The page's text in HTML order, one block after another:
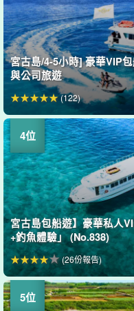
宮古島/4-5小時] 豪華VIP
與公司旅遊
(122)
宮古島包船遊】豪華私人
+釣魚體驗」 (No.838)
(26份報告)